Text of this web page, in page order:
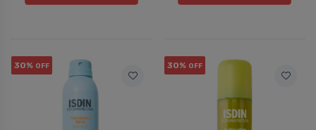
30% OFF 30% OFF